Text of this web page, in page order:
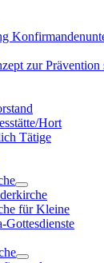
zur
Hort
Tätige
für Kleine
Gottesdienste